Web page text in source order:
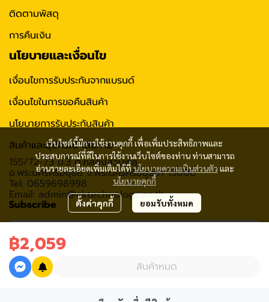
฿2,059
สินค้าหมด
เว็บไซต์นี้มีการใช้งานคุกกี้ เพื่อเพิ่มประสิทธิภาพและ
ประสบการณ์ที่ดีในการใช้งานเว็บไซต์ของท่าน ท่านสามารถ
อ่านรายละเอียดเพิ่มเติมได้ที่นโยบายความเป็นส่วนตัว และ
นโยบายคุกกี้
ตั้งค่าคุกกี้ ยอมรับทั้งหมด
ติดตามพัสดุ
การคืนเงิน
นโยบายและเงื่อนไข
เงื่อนไขการรับประกันจากแบรนด์
เงื่อนไขในการขอคืนสินค้า
นโยบายการรับประกันสินค้า
สินค้าและอุปกรณ์ เสียหาย
155/72-73 ม.3 ต.คลองสวนพลู
อ.พระนครศรีอยุธย จ.พระนครศรีอยุธยา 13000
Tel: 0659698998
Email: admin@cktechnology.co.th
Subscribe
รับข่าวสาร